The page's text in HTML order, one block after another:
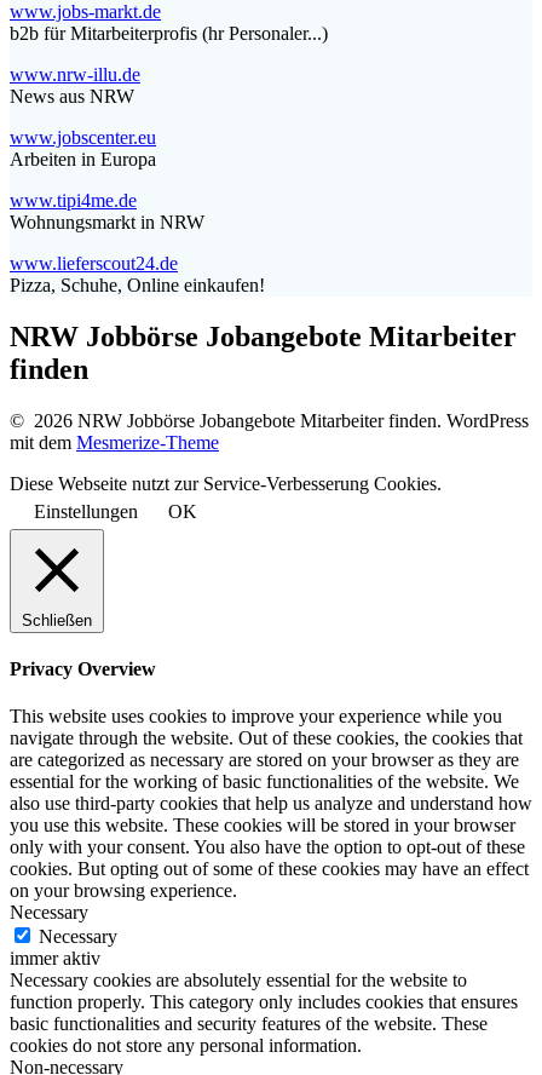
www.jobs-markt.de
b2b für Mitarbeiterprofis (hr Personaler...)
www.nrw-illu.de
News aus NRW
www.jobscenter.eu
Arbeiten in Europa
www.tipi4me.de
Wohnungsmarkt in NRW
www.lieferscout24.de
Pizza, Schuhe, Online einkaufen!
NRW Jobbörse Jobangebote Mitarbeiter
finden
© 2026 NRW Jobbörse Jobangebote Mitarbeiter finden. WordPress
mit dem Mesmerize-Theme
Diese Webseite nutzt zur Service-Verbesserung Cookies.
Einstellungen
OK
Schließen
Privacy Overview
This website uses cookies to improve your experience while you
navigate through the website. Out of these cookies, the cookies that
are categorized as necessary are stored on your browser as they are
essential for the working of basic functionalities of the website. We
also use third-party cookies that help us analyze and understand how
you use this website. These cookies will be stored in your browser
only with your consent. You also have the option to opt-out of these
cookies. But opting out of some of these cookies may have an effect
on your browsing experience.
Necessary
Necessary
immer aktiv
Necessary cookies are absolutely essential for the website to
function properly. This category only includes cookies that ensures
basic functionalities and security features of the website. These
cookies do not store any personal information.
Non-necessary